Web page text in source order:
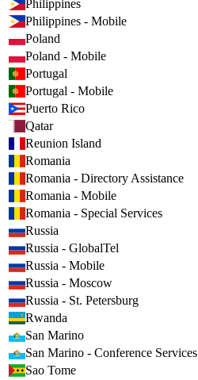
Philippines
Philippines - Mobile
Poland
Poland - Mobile
Portugal
Portugal - Mobile
Puerto Rico
Qatar
Reunion Island
Romania
Romania - Directory Assistance
Romania - Mobile
Romania - Special Services
Russia
Russia - GlobalTel
Russia - Mobile
Russia - Moscow
Russia - St. Petersburg
Rwanda
San Marino
San Marino - Conference Services
Sao Tome